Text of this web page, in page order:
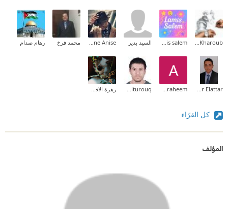
السيد بدير محمد فرخ رهام صدام
كل القرّاء
المؤلف